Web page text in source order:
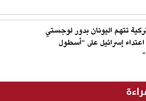
تتهم اليونان بدور لوجستي
إسرائيل على "أسطول